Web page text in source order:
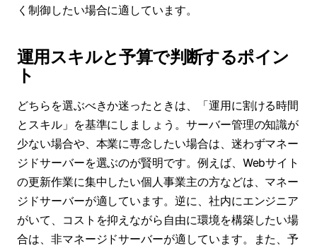
く制御したい場合に適しています。
運用スキルと予算で判断するポイン
ト
どちらを選ぶべきか迷ったときは、「運用に割ける時間
とスキル」を基準にしましょう。サーバー管理の知識が
少ない場合や、本業に専念したい場合は、迷わずマネー
ジドサーバーを選ぶのが賢明です。例えば、Webサイト
の更新作業に集中したい個人事業主の方などは、マネー
ジドサーバーが適しています。逆に、社内にエンジニア
がいて、コストを抑えながら自由に環境を構築したい場
合は、非マネージドサーバーが適しています。また、予